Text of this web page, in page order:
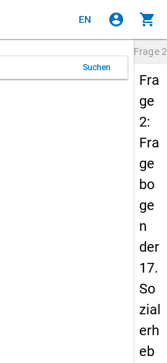
EN account_circle shopping_cart
Suchen
Frage 2
Fra
ge
2:
Fra
ge
bo
ge
n
der
17.
So
zial
erh
eb